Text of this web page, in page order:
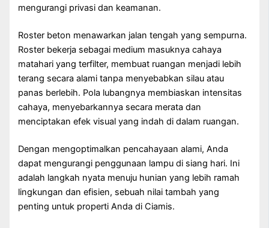
mengurangi privasi dan keamanan.
Roster beton menawarkan jalan tengah yang sempurna.
Roster bekerja sebagai medium masuknya cahaya
matahari yang terfilter, membuat ruangan menjadi lebih
terang secara alami tanpa menyebabkan silau atau
panas berlebih. Pola lubangnya membiaskan intensitas
cahaya, menyebarkannya secara merata dan
menciptakan efek visual yang indah di dalam ruangan.
Dengan mengoptimalkan pencahayaan alami, Anda
dapat mengurangi penggunaan lampu di siang hari. Ini
adalah langkah nyata menuju hunian yang lebih ramah
lingkungan dan efisien, sebuah nilai tambah yang
penting untuk properti Anda di Ciamis.